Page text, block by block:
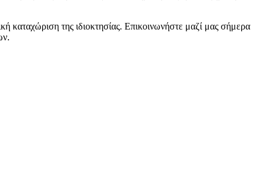
καταχώριση της ιδιοκτησίας. Επικοινωνήστε μαζί μας σήμερα